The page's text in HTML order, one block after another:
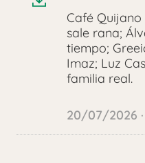
Café
sale rana;
tiempo;
Imaz; Luz
familia real.
20/07/2026 ·